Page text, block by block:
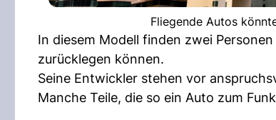
Fliegende Autos
In diesem Modell finden zwei
zurücklegen können.
Seine Entwickler stehen vor
Manche Teile, die so ein Auto zum